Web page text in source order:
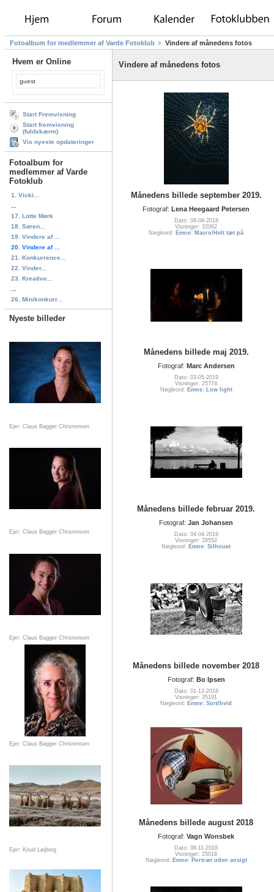
Fotoalbum for medlemmer af Varde Fotoklub Vindere af månedens fotos
Hvem er Online
guest
Start Fremvisning
Start fremvisning
(fuldskærm)
Vis nyeste opdateringer
Fotoalbum for
medlemmer af Varde
Fotoklub
1. Vicki...
17. Lotte Mørk
18. Søren...
19. Vindere af ...
20. Vindere af ...
21. Konkurrence...
22. Vinder...
23. Kreative...
26. Minikonkurr...
Nyeste billeder
Ejer: Claus Bagger Christensen
Ejer: Claus Bagger Christensen
Ejer: Claus Bagger Christensen
Ejer: Claus Bagger Christensen
Ejer: Knud Løjborg
Vindere af månedens fotos
Månedens billede september 2019.
Fotograf: Lena Heegaard Petersen
Dato: 08-08-2018
Visninger: 32062
Nøgleord: Emne: Macro/Helt tæt på
Månedens billede maj 2019.
Fotograf: Marc Andersen
Dato: 03-05-2019
Visninger: 25774
Nøgleord: Emne: Low light
Månedens billede februar 2019.
Fotograf: Jan Johansen
Dato: 04-04-2019
Visninger: 28552
Nøgleord: Emne: Silhouet
Månedens billede november 2018
Fotograf: Bo Ipsen
Dato: 01-12-2018
Visninger: 35191
Nøgleord: Emne: Sort/hvid
Månedens billede august 2018
Fotograf: Vagn Wonsbek
Dato: 06-11-2018
Visninger: 25016
Nøgleord: Emne: Portræt uden ansigt